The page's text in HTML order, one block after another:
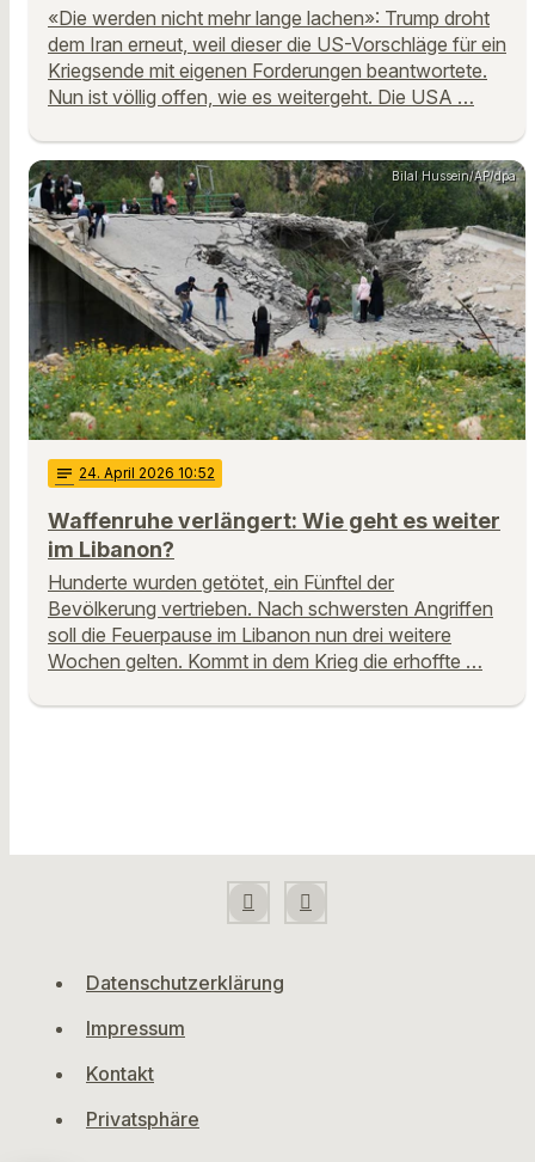
«Die werden nicht mehr lange lachen»: Trump droht
dem Iran erneut, weil dieser die US-Vorschläge für ein
Kriegsende mit eigenen Forderungen beantwortete.
Nun ist völlig offen, wie es weitergeht. Die USA …
Bilal Hussein/AP/dpa
notes 24. April 2026 10:52
Waffenruhe verlängert: Wie geht es weiter
im Libanon?
Hunderte wurden getötet, ein Fünftel der
Bevölkerung vertrieben. Nach schwersten Angriffen
soll die Feuerpause im Libanon nun drei weitere
Wochen gelten. Kommt in dem Krieg die erhoffte …
Datenschutzerklärung
Impressum
Kontakt
Privatsphäre